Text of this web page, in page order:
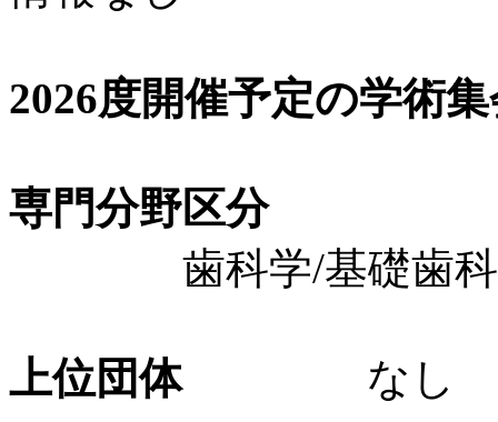
2026度開催予定の学術
専門分野区分
歯科学/基礎歯科
上位団体なし